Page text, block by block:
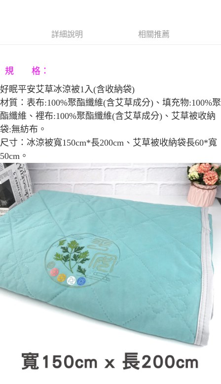
台灣樂天信用卡公司
玉山商業銀行
星展（台灣）商業銀行
元大商業銀行
永豐商業銀行
台灣樂天信用卡公司
相關說明
AFTEE先享後付是「在收到商品之後才付款」的支付方式。 讓您購物簡單
便利好安心！
１．簡單：不需註冊會員、不需綁卡、不需儲值。
２．便利：只要手機號碼，簡訊認證，即可結帳。
３．安心：先確認商品／服務後，再付款。
【「AFTEE先享後付」結帳流程】
結帳頁面，進行簡訊認證並確認金額後，即可完成結帳。
２．訂單成立數日內，您將收到繳費通知簡訊。
３．收到繳費通知簡訊後14天內，點擊此簡訊中的連結，可透過四大超商／
ATM／網路銀行／等多元方式進行付款，方視為交易完成。
※ 請注意：結帳手續完成當下不需立刻繳費，但若您需要取消訂單，請聯絡
購買商品的店家。未經商家同意取消之訂單仍視為有效，需透過AFTEE先享
後付繳納相關費用。
※ 交易是否成功請以「AFTEE先享後付 」之結帳頁面顯示為準，若有關於
是否繳費成功／繳費後需取消欲退款等相關疑問，請聯繫「AFTEE先享後付
https://netprotections.freshdesk.com/support/home
【注意事項】
１．透過由恩沛科技股份有限公司提供之「AFTEE先享後付」服務完成之交
易，需依本服務之必要範圍內提供個人資料，並將交易相關給付款項請求債
權轉讓予恩沛科技股份有限公司。
２．關於個人資料處理事宜，請瀏覽以下網址：
https://aftee.tw/terms/#terms3
３．未成年的使用者請事先徵得法定代理人或監護人之同意方可使用
「AFTEE先享後付」，若未經同意申辦者引起之損失，本公司不負相關責
４．使用「AFTEE先享後付」時，將依據個別帳號之用戶狀況，依本公司即
時審查核予不同之上限額度；若仍有額度不足之情形，本公司將視審查結果
請求用戶進行身份認證。
５．嚴禁一人註冊多個帳號或使用他人資訊註冊。若發現惡意使用之情形，
ATM付款
運送方式
宅配
每筆NT$80，滿NT$800(含以上)免運費
詳細說明 相關推薦
規 格：
好眠平安艾草冰涼被1入(含收納袋)
材質： 表布:100%聚酯纖維(含艾草成分) 、 填充物:100%聚
酯纖維 、 裡布:100%聚酯纖維(含艾草成分) 、 艾草被收納
袋:無紡布 。
尺寸： 冰涼被寬150cm*長200cm 、 艾草被收納袋長60*寬
50cm 。